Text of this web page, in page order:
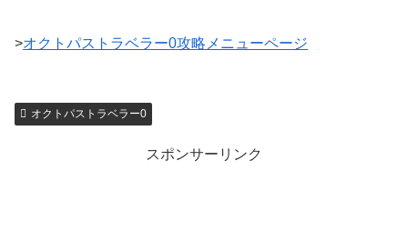
>オクトパストラベラー0攻略メニューページ
オクトパストラベラー0
スポンサーリンク